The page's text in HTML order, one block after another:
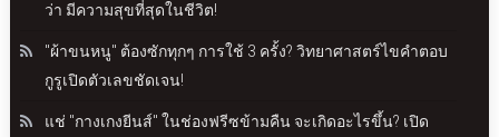
ว่า มีความสุขที่สุดในชีวิต!
"ผ้าขนหนู" ต้องซักทุกๆ การใช้ 3 ครั้ง? วิทยาศาสตร์ไขคำตอบ
กูรูเปิดตัวเลขชัดเจน!
แช่ "กางเกงยีนส์" ในช่องฟรีซข้ามคืน จะเกิดอะไรขึ้น? เปิด